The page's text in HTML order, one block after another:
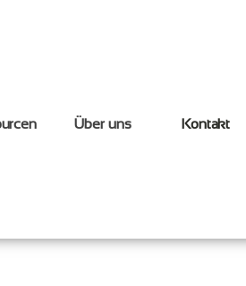
Über uns Kontakt